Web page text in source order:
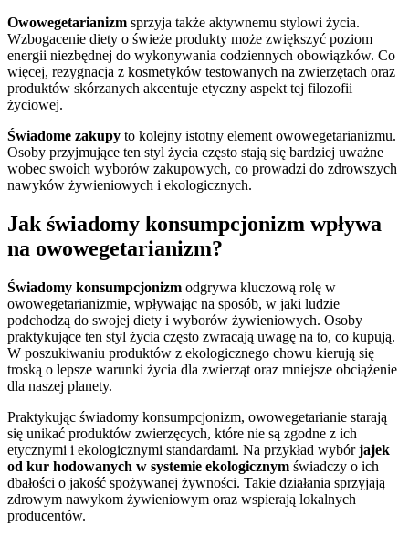
Owowegetarianizm sprzyja także aktywnemu stylowi życia.
Wzbogacenie diety o świeże produkty może zwiększyć poziom
energii niezbędnej do wykonywania codziennych obowiązków. Co
więcej, rezygnacja z kosmetyków testowanych na zwierzętach oraz
produktów skórzanych akcentuje etyczny aspekt tej filozofii
życiowej.
Świadome zakupy to kolejny istotny element owowegetarianizmu.
Osoby przyjmujące ten styl życia często stają się bardziej uważne
wobec swoich wyborów zakupowych, co prowadzi do zdrowszych
nawyków żywieniowych i ekologicznych.
Jak świadomy konsumpcjonizm wpływa
na owowegetarianizm?
Świadomy konsumpcjonizm odgrywa kluczową rolę w
owowegetarianizmie, wpływając na sposób, w jaki ludzie
podchodzą do swojej diety i wyborów żywieniowych. Osoby
praktykujące ten styl życia często zwracają uwagę na to, co kupują.
W poszukiwaniu produktów z ekologicznego chowu kierują się
troską o lepsze warunki życia dla zwierząt oraz mniejsze obciążenie
dla naszej planety.
Praktykując świadomy konsumpcjonizm, owowegetarianie starają
się unikać produktów zwierzęcych, które nie są zgodne z ich
etycznymi i ekologicznymi standardami. Na przykład wybórjajek
od kur hodowanych w systemie ekologicznym świadczy o ich
dbałości o jakość spożywanej żywności. Takie działania sprzyjają
zdrowym nawykom żywieniowym oraz wspierają lokalnych
producentów.